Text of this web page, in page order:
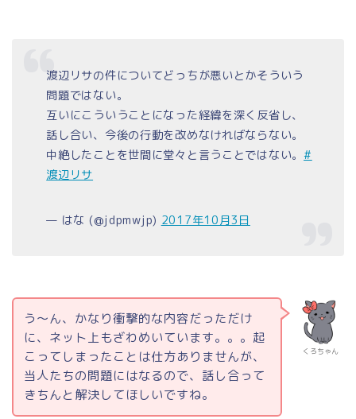
渡辺リサの件についてどっちが悪いとかそういう
問題ではない。
互いにこういうことになった経緯を深く反省し、
話し合い、今後の行動を改めなければならない。
中絶したことを世間に堂々と言うことではない。#
渡辺リサ
— はな (@jdpmwjp) 2017年10月3日
くろちゃん
う～ん、かなり衝撃的な内容だっただけ
に、ネット上もざわめいています。。。起
こってしまったことは仕方ありませんが、
当人たちの問題にはなるので、話し合って
きちんと解決してほしいですね。